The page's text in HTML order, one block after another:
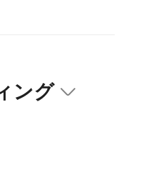
ング